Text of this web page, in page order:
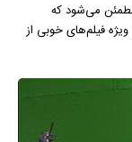
می‌شود که
فیلم‌های خوبی از